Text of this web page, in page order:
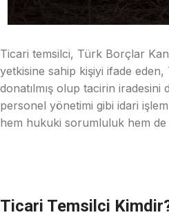
Ticari temsilci, Türk Borçlar
yetkisine sahip kişiyi ifade
donatılmış olup tacirin iradesini
personel yönetimi gibi idari
hem hukuki sorumluluk hem de
Ticari Temsilci